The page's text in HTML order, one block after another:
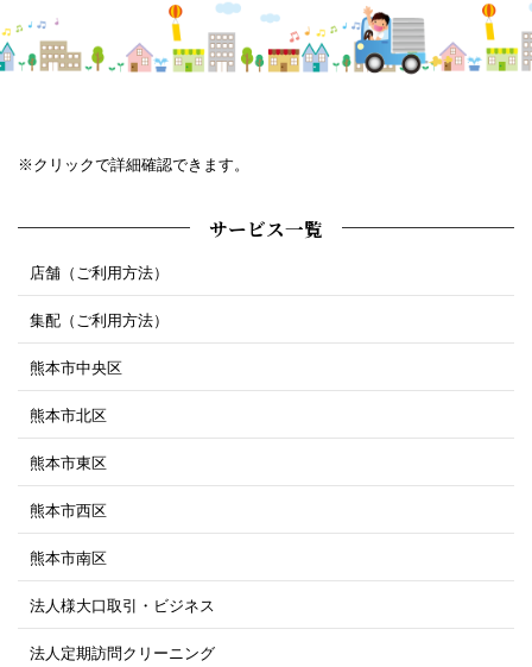
※クリックで詳細確認できます。
サービス一覧
店舗（ご利用方法）
集配（ご利用方法）
熊本市中央区
熊本市北区
熊本市東区
熊本市西区
熊本市南区
法人様大口取引・ビジネス
法人定期訪問クリーニング